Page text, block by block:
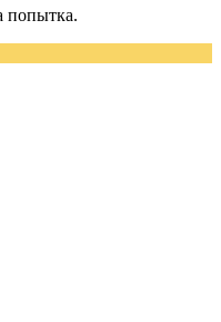
попытка.